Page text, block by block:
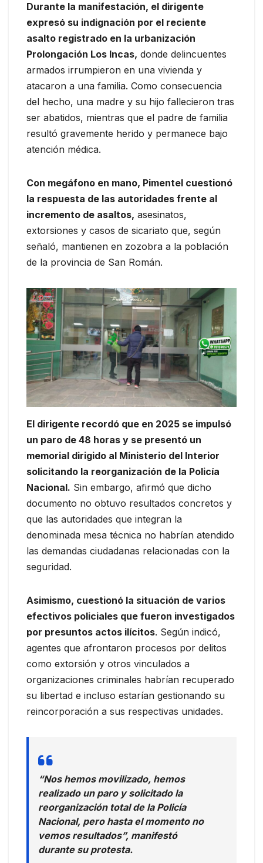
Durante la manifestación, el dirigente
expresó su indignación por el reciente
asalto registrado en la urbanización
Prolongación Los Incas, donde delincuentes
armados irrumpieron en una vivienda y
atacaron a una familia. Como consecuencia
del hecho, una madre y su hijo fallecieron tras
ser abatidos, mientras que el padre de familia
resultó gravemente herido y permanece bajo
atención médica.
Con megáfono en mano, Pimentel cuestionó
la respuesta de las autoridades frente al
incremento de asaltos, asesinatos,
extorsiones y casos de sicariato que, según
señaló, mantienen en zozobra a la población
de la provincia de San Román.
El dirigente recordó que en 2025 se impulsó
un paro de 48 horas y se presentó un
memorial dirigido al Ministerio del Interior
solicitando la reorganización de la Policía
Nacional. Sin embargo, afirmó que dicho
documento no obtuvo resultados concretos y
que las autoridades que integran la
denominada mesa técnica no habrían atendido
las demandas ciudadanas relacionadas con la
seguridad.
Asimismo, cuestionó la situación de varios
efectivos policiales que fueron investigados
por presuntos actos ilícitos. Según indicó,
agentes que afrontaron procesos por delitos
como extorsión y otros vinculados a
organizaciones criminales habrían recuperado
su libertad e incluso estarían gestionando su
reincorporación a sus respectivas unidades.
“Nos hemos movilizado, hemos
realizado un paro y solicitado la
reorganización total de la Policía
Nacional, pero hasta el momento no
vemos resultados”, manifestó
durante su protesta.